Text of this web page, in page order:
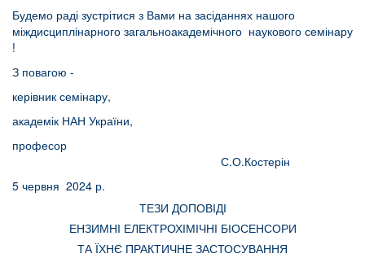
Будемо раді зустрітися з Вами на засіданнях нашого
міждисциплінарного загальноакадемічного наукового семінару
!
З повагою -
керівник семінару,
академік НАН України,
професор
С.О.Костерін
5 червня 2024 р.
ТЕЗИ ДОПОВІДІ
ЕНЗИМНІ ЕЛЕКТРОХІМІЧНІ БІОСЕНСОРИ
ТА ЇХНЄ ПРАКТИЧНЕ ЗАСТОСУВАННЯ